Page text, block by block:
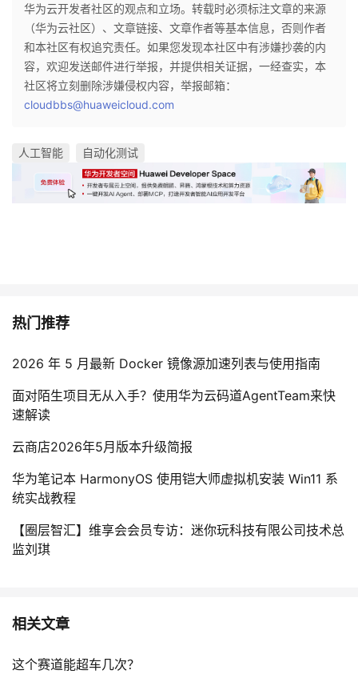
华为云开发者社区的观点和立场。转载时必须标注文章的来源
（华为云社区）、文章链接、文章作者等基本信息，否则作者
和本社区有权追究责任。如果您发现本社区中有涉嫌抄袭的内
容，欢迎发送邮件进行举报，并提供相关证据，一经查实，本
社区将立刻删除涉嫌侵权内容，举报邮箱：
cloudbbs@huaweicloud.com
人工智能 自动化测试
热门推荐
2026 年 5 月最新 Docker 镜像源加速列表与使用指南
面对陌生项目无从入手？使用华为云码道AgentTeam来快
速解读
云商店2026年5月版本升级简报
华为笔记本 HarmonyOS 使用铠大师虚拟机安装 Win11 系
统实战教程
【圈层智汇】维享会会员专访：迷你玩科技有限公司技术总
监刘琪
相关文章
这个赛道能超车几次？